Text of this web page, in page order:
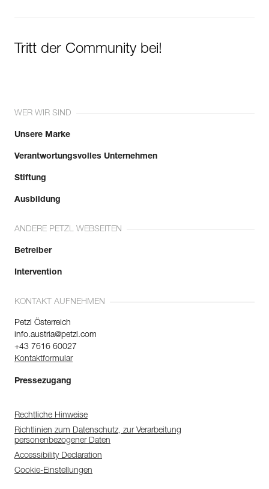
Tritt der Community bei!
WER WIR SIND
Unsere Marke
Verantwortungsvolles Unternehmen
Stiftung
Ausbildung
ANDERE PETZL WEBSEITEN
Betreiber
Intervention
KONTAKT AUFNEHMEN
Petzl Österreich
info.austria@petzl.com
+43 7616 60027
Kontaktformular
Pressezugang
Rechtliche Hinweise
Richtlinien zum Datenschutz, zur Verarbeitung
personenbezogener Daten
Accessibility Declaration
Cookie-Einstellungen